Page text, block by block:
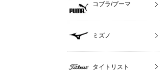
コブラ/プーマ
ミズノ
タイトリスト